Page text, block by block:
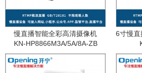
慢直播智能全彩高清摄像机
KN-HP8866M3A/5A/8A-ZB
6寸慢